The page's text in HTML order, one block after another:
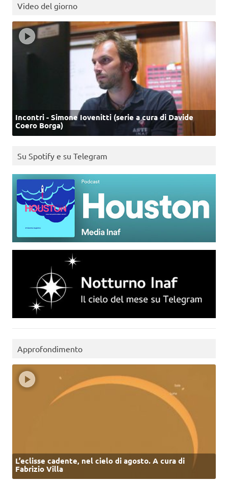
Video del giorno
Incontri - Simone Iovenitti (serie a cura di Davide
Coero Borga)
Su Spotify e su Telegram
Approfondimento
L’eclisse cadente, nel cielo di agosto. A cura di
Fabrizio Villa